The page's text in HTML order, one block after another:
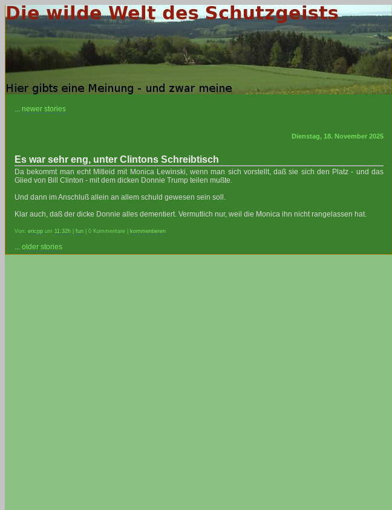
... newer stories
Dienstag, 18. November 2025
Es war sehr eng, unter Clintons Schreibtisch
Da bekommt man echt Mitleid mit Monica Lewinski, wenn man sich vorstellt, daß sie sich den Platz - und das
Glied von Bill Clinton - mit dem dicken Donnie Trump teilen mußte.
Und dann im Anschluß allein an allem schuld gewesen sein soll.
Klar auch, daß der dicke Donnie alles dementiert. Vermutlich nur, weil die Monica ihn nicht rangelassen hat.
Von: ericpp um 11:32h fun | 0 Kommentare | kommentieren
... older stories